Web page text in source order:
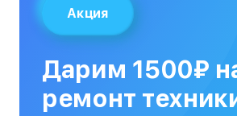
Кухонные плиты
МФУ
Акция
Дарим 1500₽
ремонт